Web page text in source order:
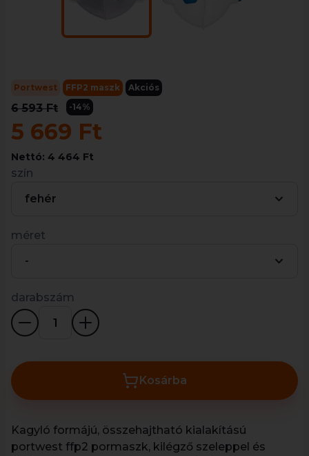
Portwest FFP2 maszk Akciós
6 593 Ft -14%
5 669 Ft
Nettó: 4 464 Ft
szín
fehér
méret
-
darabszám
Kosárba
Kagyló formájú, összehajtható kialakítású
portwest ffp2 pormaszk, kilégző szeleppel és